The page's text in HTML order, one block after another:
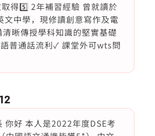
得5️⃣ 2年補習經驗 曾就讀於
中學，現修讀創意寫作及電
晰傳授學科知識的堅實基礎
普通話流利✓ 課堂外可wts問
你好 本人是2022年度DSE考